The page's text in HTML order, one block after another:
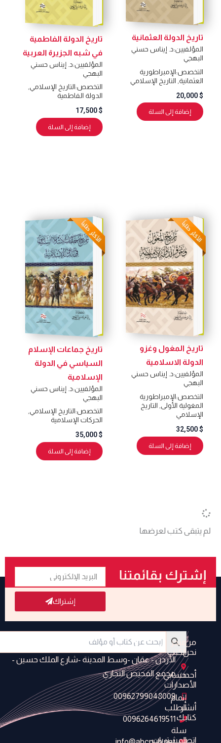
تاريخ الدولة العثمانية
المؤلفيين:د. إيناس حسني
البهجي
التخصص:الإمبراطورية
العثمانية,التاريخ الإسلامي
20,000
إضافة إلى السلة
تاريخ الدولة الفاطمية
في شبه الجزيرة العربية
المؤلفيين:د. إيناس حسني
البهجي
التخصص:التاريخ الإسلامي,
الدولة الفاطمية
17,500
إضافة إلى السلة
تاريخ المغول وغزو
الدولة الاسلامية
المؤلفيين:د. إيناس حسني
البهجي
التخصص:الإمبراطورية
المغولية الأولى,التاريخ
الإسلامي
32,500
إضافة إلى السلة
تاريخ جماعات الإسلام
السياسي في الدولة
الإسلامية
المؤلفيين:د. إيناس حسني
البهجي
التخصص:التاريخ الإسلامي,
الحركات الإسلامية
35,000
إضافة إلى السلة
لم يتبقى كتب لعرضها
إشترك بقائمتنا
البريدية
الإلكتروني
إشتراك
من
نحن
أحدث
الأصدارات
أنشر
كتابك
اتصل
متجر
الكتب
حسابي
إتمام
الطلب
سلة
المشتريات
الأردن - عمَان -وسط المدينة -شارع الملك حسين -
مجمع الفحيص التجاري
00962799048009
0096264619511